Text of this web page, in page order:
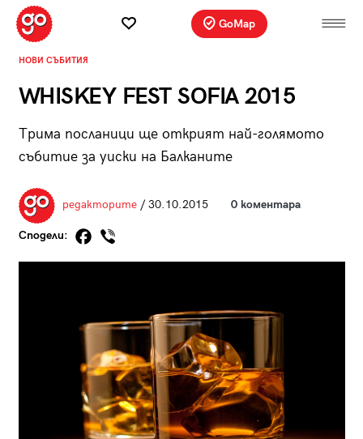
GoMap
НОВИ СЪБИТИЯ
WHISKEY FEST SOFIA 2015
Трима посланици ще открият най-голямото
събитие за уиски на Балканите
редакторите/ 30.10.2015 0 коментара
Сподели: